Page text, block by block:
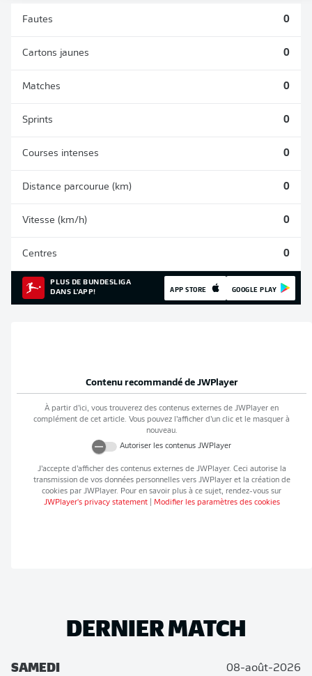
Fautes 0
Cartons jaunes 0
Matches 0
Sprints 0
Courses intenses 0
Distance parcourue (km) 0
Vitesse (km/h) 0
Centres 0
PLUS DE BUNDESLIGA
DANS L'APP!
APP STORE GOOGLE PLAY
Contenu recommandé de JWPlayer
À partir d’ici, vous trouverez des contenus externes de JWPlayer en
complément de cet article. Vous pouvez l’afficher d’un clic et le masquer à
nouveau.
Autoriser les contenus JWPlayer
J’accepte d’afficher des contenus externes de JWPlayer. Ceci autorise la
transmission de vos données personnelles vers JWPlayeret la création de
cookies par JWPlayer. Pour en savoir plus à ce sujet, rendez-vous sur
JWPlayer's privacy statement| Modifier les paramètres des cookies
DERNIER MATCH
SAMEDI 08-août-2026